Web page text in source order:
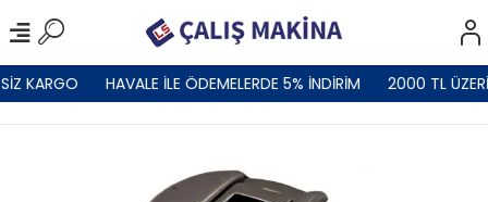
KARGO HAVALE İLE ÖDEMELERDE 5% İNDİRİM 2000 TL